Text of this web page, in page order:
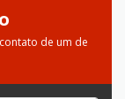
de um de